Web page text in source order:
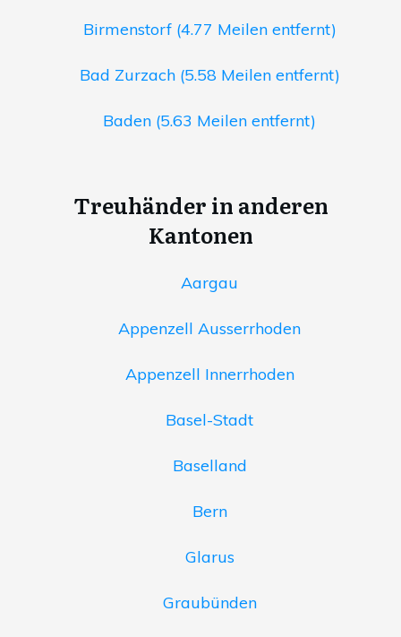
Birmenstorf (4.77 Meilen entfernt)
Bad Zurzach (5.58 Meilen entfernt)
Baden (5.63 Meilen entfernt)
Treuhänder in anderen
Kantonen
Aargau
Appenzell Ausserrhoden
Appenzell Innerrhoden
Basel-Stadt
Baselland
Bern
Glarus
Graubünden